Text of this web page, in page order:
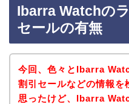
Ibarra Watchの
セールの有無
今回、色々とIbarra
割引セールなどの情報を
思ったけど、Ibarra